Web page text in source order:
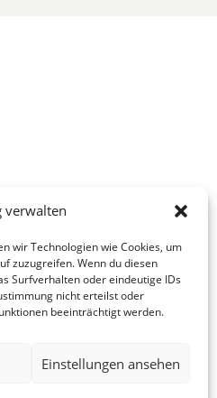
verwalten
wir Technologien wie Cookies, um
zuzugreifen. Wenn du diesen
Surfverhalten oder eindeutige IDs
nicht erteilst oder
beeinträchtigt werden.
Einstellungen ansehen